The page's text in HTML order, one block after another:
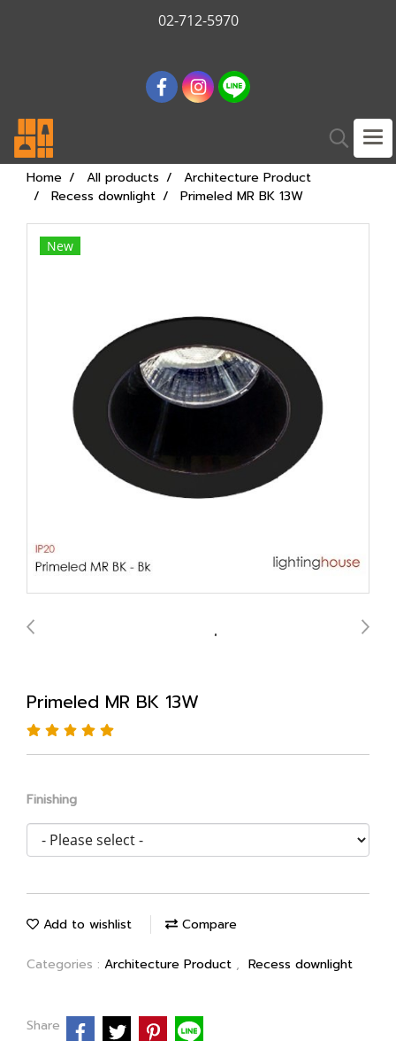
02-712-5970
Home All products
Architecture Product
Recess downlight
Primeled MR BK 13W
New
Primeled MR BK 13W
Finishing
Add to wishlist Compare
Categories : Architecture Product , Recess downlight
Share